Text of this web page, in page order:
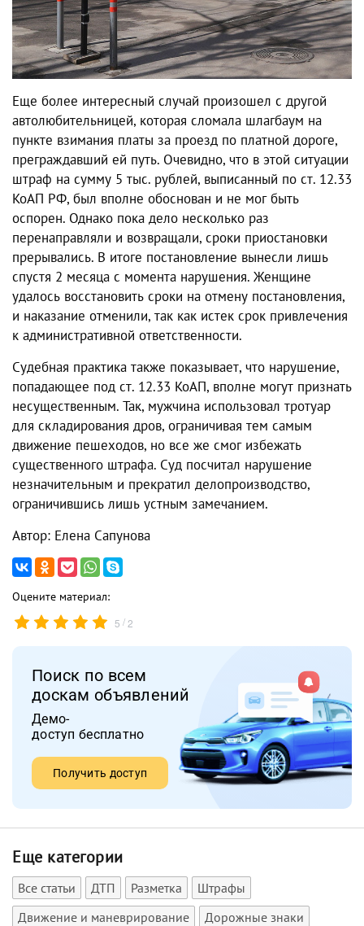
Еще более интересный случай произошел с другой
автолюбительницей, которая сломала шлагбаум на
пункте взимания платы за проезд по платной дороге,
преграждавший ей путь. Очевидно, что в этой ситуации
штраф на сумму 5 тыс. рублей, выписанный по ст. 12.33
КоАП РФ, был вполне обоснован и не мог быть
оспорен. Однако пока дело несколько раз
перенаправляли и возвращали, сроки приостановки
прерывались. В итоге постановление вынесли лишь
спустя 2 месяца с момента нарушения. Женщине
удалось восстановить сроки на отмену постановления,
и наказание отменили, так как истек срок привлечения
к административной ответственности.
Судебная практика также показывает, что нарушение,
попадающее под ст. 12.33 КоАП, вполне могут признать
несущественным. Так, мужчина использовал тротуар
для складирования дров, ограничивая тем самым
движение пешеходов, но все же смог избежать
существенного штрафа. Суд посчитал нарушение
незначительным и прекратил делопроизводство,
ограничившись лишь устным замечанием.
Автор: Елена Сапунова
Оцените материал:
5 /2
Поиск по всем
доскам объявлений
Демо-
доступ бесплатно
Получить доступ
Еще категории
Все статьи ДТП Разметка
Штрафы
Движение и маневрирование
Дорожные знаки